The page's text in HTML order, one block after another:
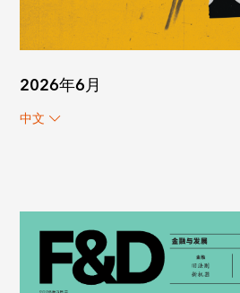
2026年6月
中文